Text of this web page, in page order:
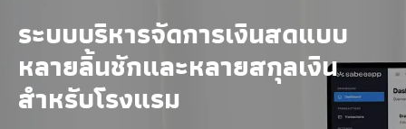
ระบบบริหารจัดการเงินสดแบบ
หลายลิ้นชักและหลายสกุลเงิน
สำหรับโรงแรม